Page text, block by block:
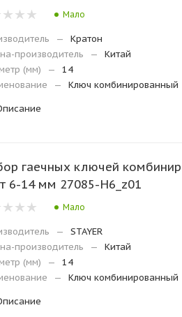
Мало
—
Кратон
производитель
—
Китай
(мм)
—
14
—
Ключ комбинированный
гаечных ключей
6-14 мм 27085-H6_z01
Мало
—
STAYER
производитель
—
Китай
(мм)
—
14
—
Ключ комбинированный